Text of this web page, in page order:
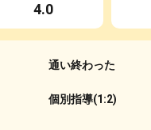
4.0
通い終わった
個別指導(1:2)